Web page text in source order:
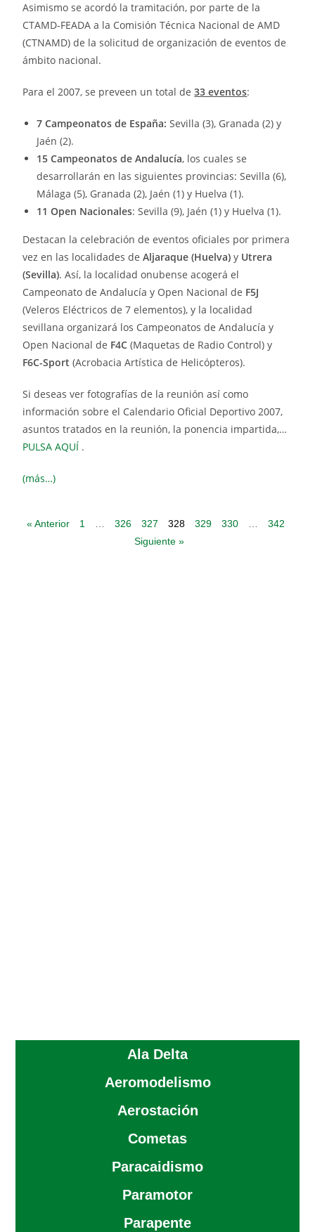
Asimismo se acordó la tramitación, por parte de la
CTAMD-FEADA a la Comisión Técnica Nacional de AMD
(CTNAMD) de la solicitud de organización de eventos de
ámbito nacional.
Para el 2007, se preveen un total de33 eventos:
7 Campeonatos de España: Sevilla (3), Granada (2) y
Jaén (2).
15 Campeonatos de Andalucía, los cuales se
desarrollarán en las siguientes provincias: Sevilla (6),
Málaga (5), Granada (2), Jaén (1) y Huelva (1).
11 Open Nacionales: Sevilla (9), Jaén (1) y Huelva (1).
Destacan la celebración de eventos oficiales por primera
vez en las localidades deAljaraque (Huelva) y Utrera
(Sevilla). Así, la localidad onubense acogerá el
Campeonato de Andalucía y Open Nacional de F5J
(Veleros Eléctricos de 7 elementos), y la localidad
sevillana organizará los Campeonatos de Andalucía y
Open Nacional de F4C (Maquetas de Radio Control) y
F6C-Sport (Acrobacia Artística de Helicópteros).
Si deseas ver fotografías de la reunión así como
información sobre el Calendario Oficial Deportivo 2007,
asuntos tratados en la reunión, la ponencia impartida,…
PULSA AQUÍ .
(más…)
« Anterior 1 … 326 327 328 329 330 …
342
Siguiente »
Ala Delta
Aeromodelismo
Aerostación
Cometas
Paracaidismo
Paramotor
Parapente